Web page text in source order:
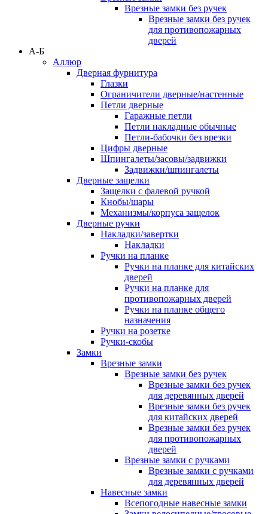
Врезные замки без ручек
Врезные замки без ручек
для противопожарных
дверей
А-Б
Аллюр
Дверная фурнитура
Глазки
Ограничители дверные/настенные
Петли дверные
Гаражные петли
Петли накладные обычные
Петли-бабочки без врезки
Цифры дверные
Шпингалеты/засовы/задвижки
Задвижки/шпингалеты
Дверные защелки
Защелки с фалевой ручкой
Кнобы/шары
Механизмы/корпуса защелок
Дверные ручки
Накладки/завертки
Накладки
Ручки на планке
Ручки на планке для китайских
дверей
Ручки на планке для
противопожарных дверей
Ручки на планке общего
назначения
Ручки на розетке
Ручки-скобы
Замки
Врезные замки
Врезные замки без ручек
Врезные замки без ручек
для деревянных дверей
Врезные замки без ручек
для китайских дверей
Врезные замки без ручек
для противопожарных
дверей
Врезные замки с ручками
Врезные замки с ручками
для деревянных дверей
Навесные замки
Всепогодные навесные замки